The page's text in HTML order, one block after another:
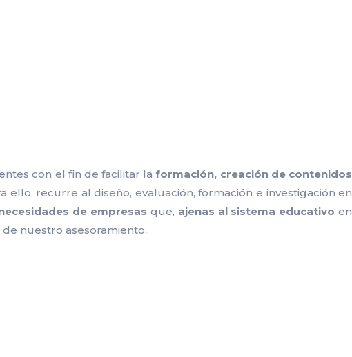
con el fin de facilitar laformación, creación de contenidos
ello, recurre al diseño, evaluación, formación e investigación en
de empresas que, ajenas al sistema educativo en
nuestro asesoramiento..